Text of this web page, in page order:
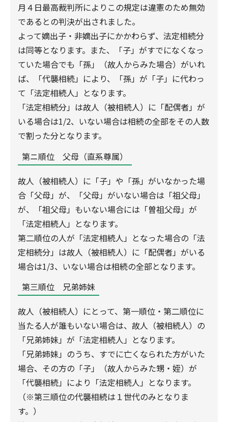
月４日最高裁判所によりこの規定は違憲のため無効
であるとの判決が出されました。
よって嫡出子・非嫡出子にかかわらず、法定相続分
は同等となります。また、「子」がすでになくなっ
ていた場合でも「孫」（故人からみた場合）がいれ
ば、「代襲相続」により、「孫」が「子」に代わっ
て「法定相続人」となります。
「法定相続分」は故人（被相続人）に「配偶者」が
いる場合は1/2、いない場合は相続の全部をその人数
で割った分となります。
第ニ順位 父母（直系尊属）
故人（被相続人）に「子」や「孫」がいなかった場
合「父母」が、「父母」がいない場合は「祖父母」
が、「祖父母」もいない場合には「曽祖父母」が
「法定相続人」となります。
第二順位の人が「法定相続人」となった場合の「法
定相続分」は故人（被相続人）に「配偶者」がいる
場合は1/3、いない場合は相続の全部となります。
第三順位 兄弟姉妹
故人（被相続人）にとって、第一順位・第二順位に
当たる人が誰もいない場合は、故人（被相続人）の
「兄弟姉妹」が「法定相続人」となります。
「兄弟姉妹」のうち、すでに亡くなられた方がいた
場合、その方の「子」（故人からみた甥・姪）が
「代襲相続」により「法定相続人」となります。
（※第三順位の代襲相続は１世代のみとなりま
す。）